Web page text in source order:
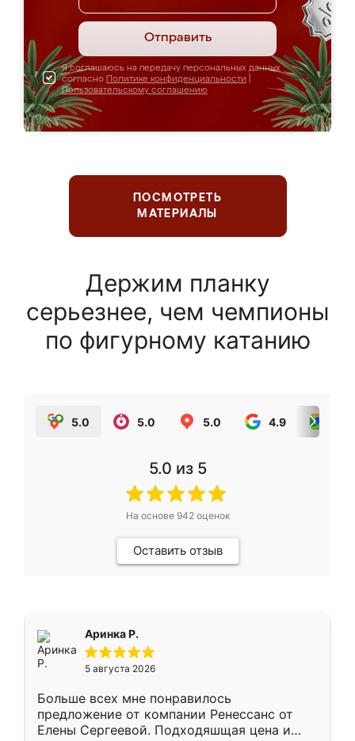
Отправить
Я соглашаюсь на передачу персональных данных
согласно Политике конфиденциальности
Пользовательскому соглашению
ПОСМОТРЕТЬ
МАТЕРИАЛЫ
Держим планку
серьезнее, чем чемпионы
по фигурному катанию
5.0 5.0 5.0 4.9
5.0 из 5
На основе 942оценок
Оставить отзыв
Аринка Р.
5 августа 2026
Больше всех мне понравилось
предложение от компании Ренессанс от
Елены Сергеевой. Подходяшщая цена и